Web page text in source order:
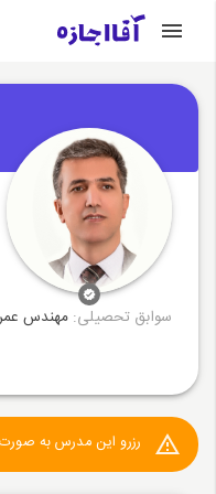
سوابق تحصیلی:مهندس
رزرو این مدرس به صورت